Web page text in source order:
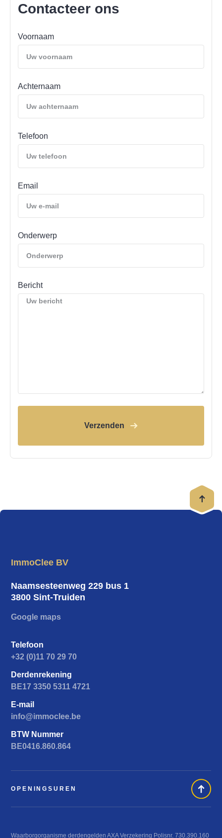
Contacteer ons
Voornaam
Achternaam
Telefoon
Email
Onderwerp
Bericht
Verzenden
ImmoClee BV
Naamsesteenweg 229 bus 1
3800 Sint-Truiden
Google maps
Telefoon
+32 (0)11 70 29 70
Derdenrekening
BE17 3350 5311 4721
E-mail
info@immoclee.be
BTW Nummer
BE0416.860.864
OPENINGSUREN
Waarborgorganisme derdengelden AXA Verzekering Polisnr. 730.390.160